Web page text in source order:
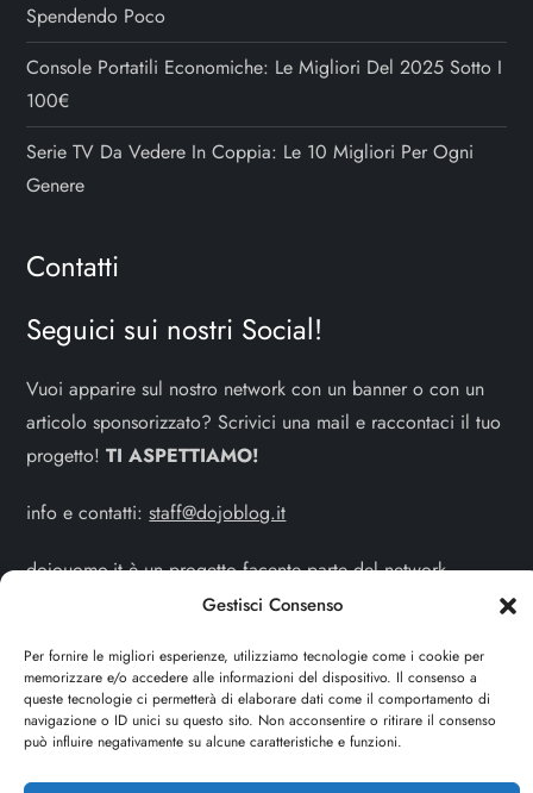
Gestisci Consenso
Per fornire le migliori esperienze, utilizziamo tecnologie come i cookie per
memorizzare e/o accedere alle informazioni del dispositivo. Il consenso a
queste tecnologie ci permetterà di elaborare dati come il comportamento di
navigazione o ID unici su questo sito. Non acconsentire o ritirare il consenso
può influire negativamente su alcune caratteristiche e funzioni.
Spendendo Poco
Console Portatili Economiche: Le Migliori Del 2025 Sotto I
100€
Serie TV Da Vedere In Coppia: Le 10 Migliori Per Ogni
Genere
Contatti
Seguici sui nostri Social!
Vuoi apparire sul nostro network con un banner o con un
articolo sponsorizzato? Scrivici una mail e raccontaci il tuo
progetto!TI ASPETTIAMO!
info e contatti:staff@dojoblog.it
dojouomo.it è un progetto facente parte del network
dojoblog.it di proprietà della ReadMore ADV
IT13402731007
Cerca